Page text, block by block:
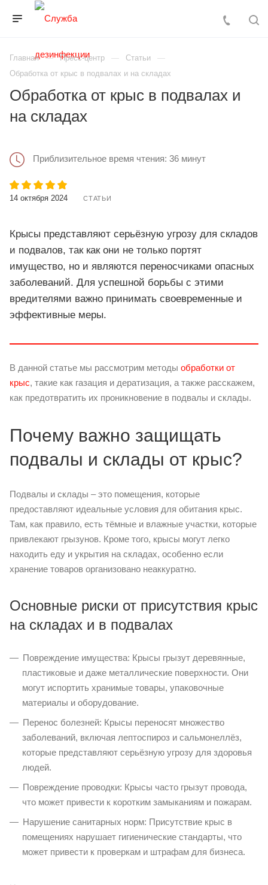
Главная Пресс-центр
Статьи
Обработка от крыс в подвалах и на складах
Обработка от крыс в подвалах и
на складах
Приблизительное время чтения: 36 минут
14 октября 2024 СТАТЬИ
Крысы представляют серьёзную угрозу для складов
и подвалов, так как они не только портят
имущество, но и являются переносчиками опасных
заболеваний. Для успешной борьбы с этими
вредителями важно принимать своевременные и
эффективные меры.
В данной статье мы рассмотрим методы обработки от
крыс, такие как газация и дератизация, а также расскажем,
как предотвратить их проникновение в подвалы и склады.
Почему важно защищать
подвалы и склады от крыс?
Подвалы и склады – это помещения, которые
предоставляют идеальные условия для обитания крыс.
Там, как правило, есть тёмные и влажные участки, которые
привлекают грызунов. Кроме того, крысы могут легко
находить еду и укрытия на складах, особенно если
хранение товаров организовано неаккуратно.
Основные риски от присутствия крыс
на складах и в подвалах
Повреждение имущества: Крысы грызут деревянные,
пластиковые и даже металлические поверхности. Они
могут испортить хранимые товары, упаковочные
материалы и оборудование.
Перенос болезней: Крысы переносят множество
заболеваний, включая лептоспироз и сальмонеллёз,
которые представляют серьёзную угрозу для здоровья
людей.
Повреждение проводки: Крысы часто грызут провода,
что может привести к коротким замыканиям и пожарам.
Нарушение санитарных норм: Присутствие крыс в
помещениях нарушает гигиенические стандарты, что
может привести к проверкам и штрафам для бизнеса.